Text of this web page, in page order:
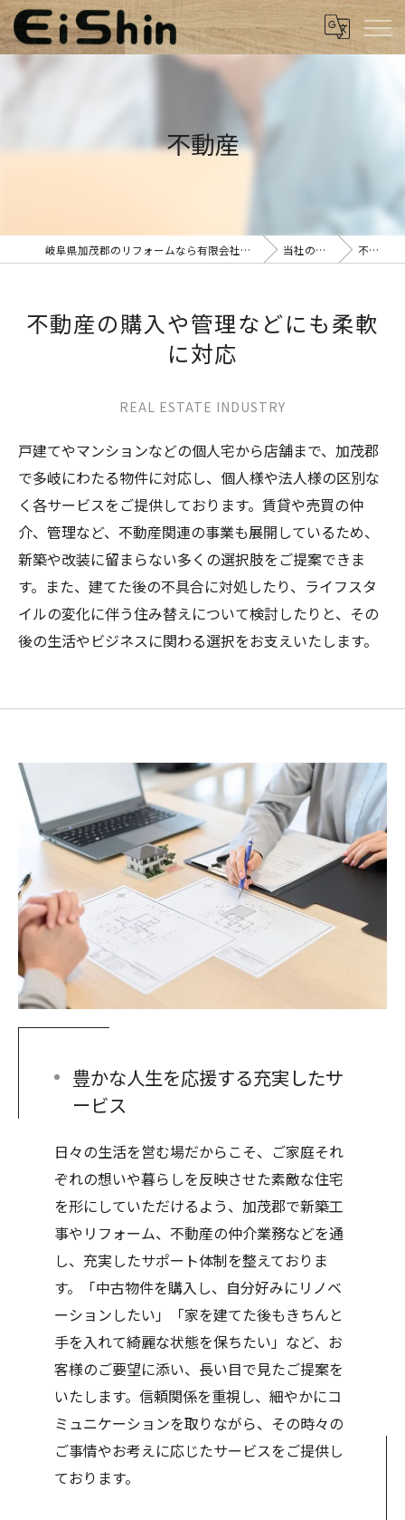
不動産
岐阜県加茂郡のリフォームなら有限会社栄進工業 当社の特徴 不動産
不動産の購入や管理などにも柔軟
に対応
REAL ESTATE INDUSTRY
戸建てやマンションなどの個人宅から店舗まで、加茂郡
で多岐にわたる物件に対応し、個人様や法人様の区別な
く各サービスをご提供しております。賃貸や売買の仲
介、管理など、不動産関連の事業も展開しているため、
新築や改装に留まらない多くの選択肢をご提案できま
す。また、建てた後の不具合に対処したり、ライフスタ
イルの変化に伴う住み替えについて検討したりと、その
後の生活やビジネスに関わる選択をお支えいたします。
豊かな人生を応援する充実したサ
ービス
日々の生活を営む場だからこそ、ご家庭それ
ぞれの想いや暮らしを反映させた素敵な住宅
を形にしていただけるよう、加茂郡で新築工
事やリフォーム、不動産の仲介業務などを通
し、充実したサポート体制を整えておりま
す。「中古物件を購入し、自分好みにリノベ
ーションしたい」「家を建てた後もきちんと
手を入れて綺麗な状態を保ちたい」など、お
客様のご要望に添い、長い目で見たご提案を
いたします。信頼関係を重視し、細やかにコ
ミュニケーションを取りながら、その時々の
ご事情やお考えに応じたサービスをご提供し
ております。